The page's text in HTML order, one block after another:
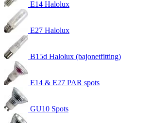
E14 Halolux
E27 Halolux
B15d Halolux (bajonetfitting)
E14 & E27 PAR spots
GU10 Spots